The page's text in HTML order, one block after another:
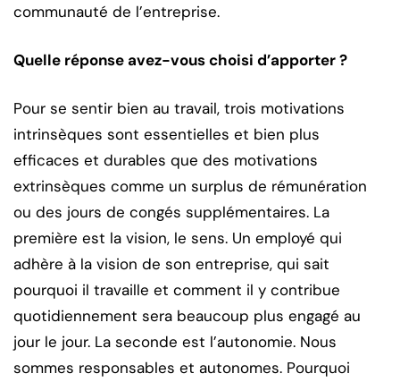
communauté de l’entreprise.
Quelle réponse avez-vous choisi d’apporter ?
Pour se sentir bien au travail, trois motivations
intrinsèques sont essentielles et bien plus
efficaces et durables que des motivations
extrinsèques comme un surplus de rémunération
ou des jours de congés supplémentaires. La
première est la vision, le sens. Un employé qui
adhère à la vision de son entreprise, qui sait
pourquoi il travaille et comment il y contribue
quotidiennement sera beaucoup plus engagé au
jour le jour. La seconde est l’autonomie. Nous
sommes responsables et autonomes. Pourquoi